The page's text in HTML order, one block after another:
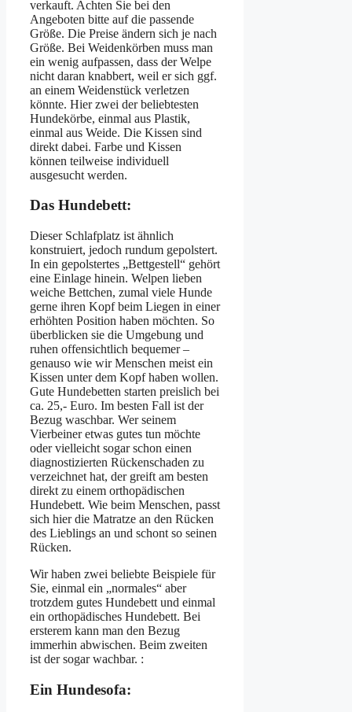
verkauft. Achten Sie bei den
Angeboten bitte auf die passende
Größe. Die Preise ändern sich je nach
Größe. Bei Weidenkörben muss man
ein wenig aufpassen, dass der Welpe
nicht daran knabbert, weil er sich ggf.
an einem Weidenstück verletzen
könnte. Hier zwei der beliebtesten
Hundekörbe, einmal aus Plastik,
einmal aus Weide. Die Kissen sind
direkt dabei. Farbe und Kissen
können teilweise individuell
ausgesucht werden.
Das Hundebett:
Dieser Schlafplatz ist ähnlich
konstruiert, jedoch rundum gepolstert.
In ein gepolstertes „Bettgestell“ gehört
eine Einlage hinein. Welpen lieben
weiche Bettchen, zumal viele Hunde
gerne ihren Kopf beim Liegen in einer
erhöhten Position haben möchten. So
überblicken sie die Umgebung und
ruhen offensichtlich bequemer –
genauso wie wir Menschen meist ein
Kissen unter dem Kopf haben wollen.
Gute Hundebetten starten preislich bei
ca. 25,- Euro. Im besten Fall ist der
Bezug waschbar. Wer seinem
Vierbeiner etwas gutes tun möchte
oder vielleicht sogar schon einen
diagnostizierten Rückenschaden zu
verzeichnet hat, der greift am besten
direkt zu einem orthopädischen
Hundebett. Wie beim Menschen, passt
sich hier die Matratze an den Rücken
des Lieblings an und schont so seinen
Rücken.
Wir haben zwei beliebte Beispiele für
Sie, einmal ein „normales“ aber
trotzdem gutes Hundebett und einmal
ein orthopädisches Hundebett. Bei
ersterem kann man den Bezug
immerhin abwischen. Beim zweiten
ist der sogar wachbar. :
Ein Hundesofa: